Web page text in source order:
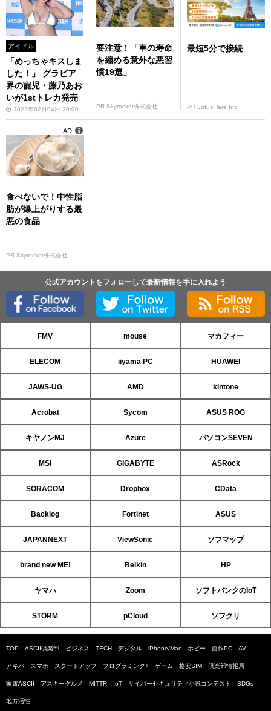
アイドル
「めっちゃキスしま
した！」 グラビア
界の寵児・藤乃あお
いが1stトレカ発売
2022年02月04日 20:00
要注意！「車の寿命
を縮める意外な悪習
慣19選」
PR Skyrocket株式会社
最短5分で接続
PR LotusFlare Inc
食べないで！中性脂
肪が爆上がりする最
悪の食品
PR Skyrocket株式会社
AD
公式アカウントをフォローして最新情報を手に入れよう
FMV mouse マカフィー
ELECOM iiyama PC HUAWEI
JAWS-UG AMD kintone
Acrobat Sycom ASUS ROG
キヤノンMJ Azure パソコンSEVEN
MSI GIGABYTE ASRock
SORACOM Dropbox CData
Backlog Fortinet ASUS
JAPANNEXT ViewSonic ソフマップ
brand new ME! Belkin HP
ヤマハ Zoom ソフトバンクのIoT
STORM pCloud ソフクリ
TOP ASCII倶楽部 ビジネス TECH デジタル iPhone/Mac ホビー 自作PC AV
アキバ スマホ スタートアップ プログラミング+ ゲーム 格安SIM 倶楽部情報局
家電ASCII アスキーグルメ MITTR IoT サイバーセキュリティ小説コンテスト SDGs
地方活性